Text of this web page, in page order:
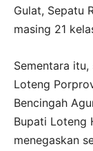
Gulat, Sepatu
masing 21
Sementara
Loteng
Bencingah
Bupati Loteng
menegaskan